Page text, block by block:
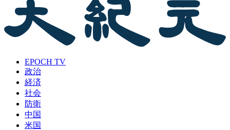
EPOCH TV
政治
経済
社会
防衛
中国
米国